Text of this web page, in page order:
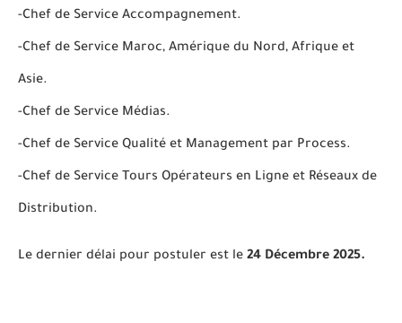
-Chef de Service Accompagnement.
-Chef de Service Maroc, Amérique du Nord, Afrique et
Asie.
-Chef de Service Médias.
-Chef de Service Qualité et Management par Process.
-Chef de Service Tours Opérateurs en Ligne et Réseaux de
Distribution.
Le dernier délai pour postuler est le 24 Décembre 2025.